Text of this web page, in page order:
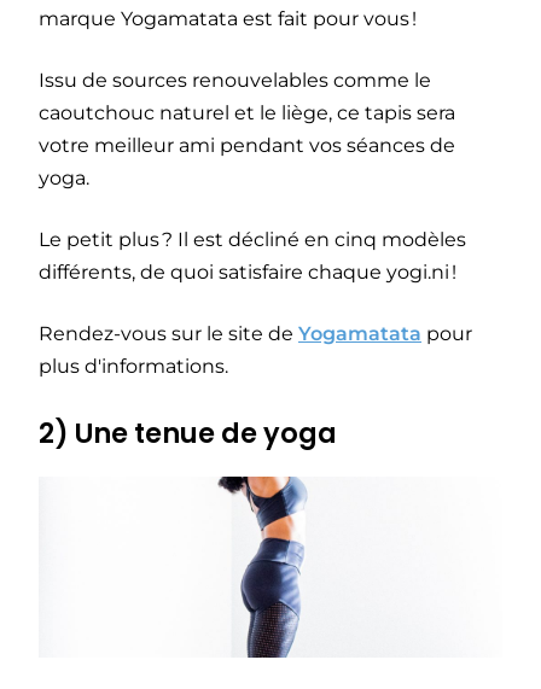
marque Yogamatata est fait pour vous !
Issu de sources renouvelables comme le
caoutchouc naturel et le liège, ce tapis sera
votre meilleur ami pendant vos séances de
yoga.
Le petit plus ? Il est décliné en cinq modèles
différents, de quoi satisfaire chaque yogi.ni !
Rendez-vous sur le site de Yogamatata pour
plus d'informations.
2) Une tenue de yoga